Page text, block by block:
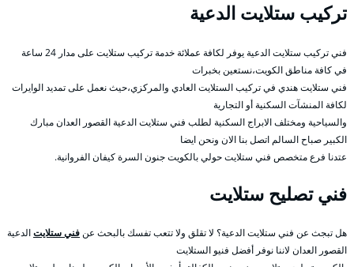
تركيب ستلايت الدعية
فني تركيب ستلايت الدعية يوفر لكافة عملائة خدمة تركيب ستلايت على مدار 24 ساعة
في كافة مناطق الكويت،نستعين بخبرات
فني ستلايت هندي في تركيب الستلايت العادي والمركزي،حيث نعمل على تمديد الوايرات
لكافة المنشآت السكنية أو التجارية
والسياحية ومختلف الابراج السكنية لطلب فني ستلايت الدعية القصور العدان مبارك
الكبير صباح السالم اتصل بنا الان ونحن ايضا
عتدنا فرع متخصص فني ستلايت حولي بالكويت جنون السرة كيفان الفروانية.
فني تصليح ستلايت
هل تبجث عن فني ستلايت الدعية؟ لا تقلق ولا تتعب تفسك بالبحث عنفني ستلايتالدعية
القصور العدان لاننا نوفر أفضل فنيو الستلايت